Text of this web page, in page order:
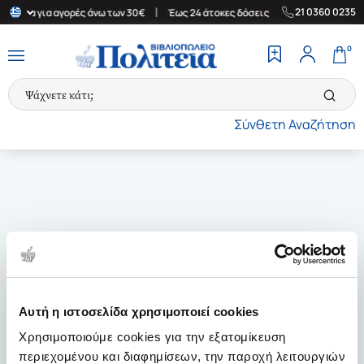
Αυτή η ιστοσελίδα χρησιμοποιεί cookies
Χρησιμοποιούμε cookies για την εξατομίκευση
περιεχομένου και διαφημίσεων, την παροχή λειτουργιών
για αγορές άνω των 30€ Έως 24 άτοκες δόσεις | Δωρεάν
21 0360 0235
Σύνθετη Αναζήτηση
0